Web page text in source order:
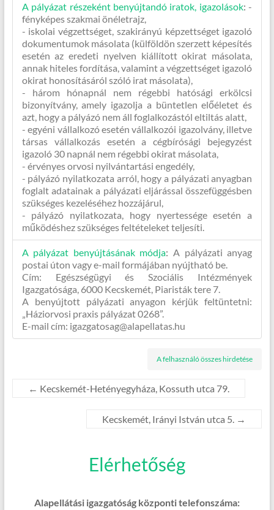
A pályázat részeként benyújtandó iratok, igazolások:-
fényképes szakmai önéletrajz,
- iskolai végzettséget, szakirányú képzettséget igazoló
dokumentumok másolata (külföldön szerzett képesítés
esetén az eredeti nyelven kiállított okirat másolata,
annak hiteles fordítása, valamint a végzettséget igazoló
okirat honosításáról szóló irat másolata),
- három hónapnál nem régebbi hatósági erkölcsi
bizonyítvány, amely igazolja a büntetlen előéletet és
azt, hogy a pályázó nem áll foglalkozástól eltiltás alatt,
- egyéni vállalkozó esetén vállalkozói igazolvány, illetve
társas vállalkozás esetén a cégbírósági bejegyzést
igazoló 30 napnál nem régebbi okirat másolata,
- érvényes orvosi nyilvántartási engedély,
- pályázó nyilatkozata arról, hogy a pályázati anyagban
foglalt adatainak a pályázati eljárással összefüggésben
szükséges kezeléséhez hozzájárul,
- pályázó nyilatkozata, hogy nyertessége esetén a
működéshez szükséges feltételeket teljesíti.
A pályázat benyújtásának módja:A pályázati anyag
postai úton vagy e-mail formájában nyújtható be.
Cím: Egészségügyi és Szociális Intézmények
Igazgatósága, 6000 Kecskemét, Piaristák tere 7.
A benyújtott pályázati anyagon kérjük feltüntetni:
„Háziorvosi praxis pályázat 0268”.
E-mail cím: igazgatosag@alapellatas.hu
A felhasználó összes hirdetése
← Kecskemét-Hetényegyháza, Kossuth utca 79.
Kecskemét, Irányi István utca 5. →
Elérhetőség
Alapellátási igazgatóság központi telefonszáma: